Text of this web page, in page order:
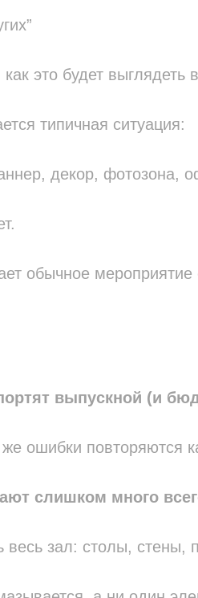
это будет выглядеть в
типичная ситуация:
декор, фотозона,
обычное мероприятие
выпускной (и
ошибки повторяются
слишком много
зал: столы, стены,